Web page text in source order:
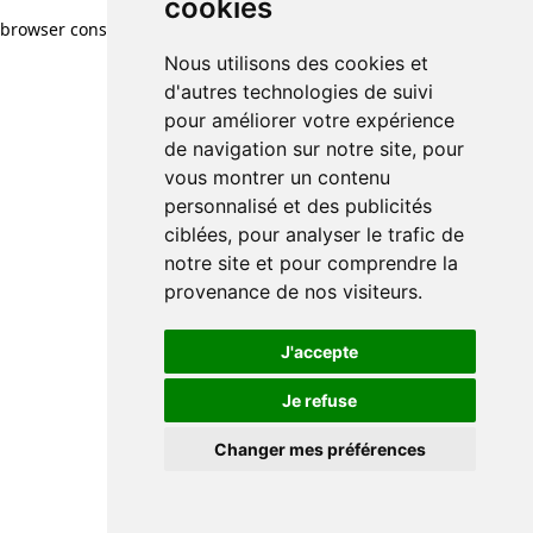
cookies
Nous utilisons des cookies et
d'autres technologies de suivi
pour améliorer votre expérience
de navigation sur notre site, pour
vous montrer un contenu
personnalisé et des publicités
ciblées, pour analyser le trafic de
notre site et pour comprendre la
provenance de nos visiteurs.
J'accepte
Je refuse
Changer mes préférences
browser console for more information)